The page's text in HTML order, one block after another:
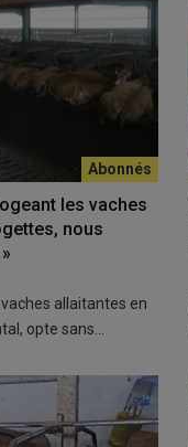
les vaches
nous
allaitantes en
opte sans…